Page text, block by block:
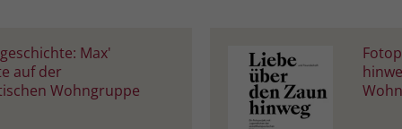
Max'
auf der
Wohngruppe